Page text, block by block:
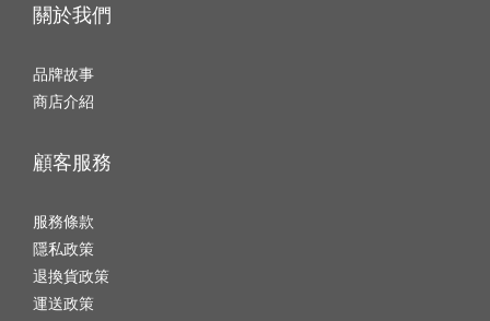
關於我們
品牌故事
商店介紹
顧客服務
服務條款
隱私政策
退換貨政策
運送政策